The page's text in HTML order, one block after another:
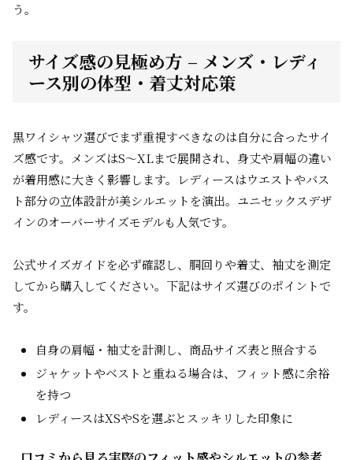
う。
サイズ感の見極め方 – メンズ・レディ
ース別の体型・着丈対応策
黒ワイシャツ選びでまず重視すべきなのは自分に合ったサイ
ズ感です。メンズはS〜XLまで展開され、身丈や肩幅の違い
が着用感に大きく影響します。レディースはウエストやバス
ト部分の立体設計が美シルエットを演出。ユニセックスデザ
インのオーバーサイズモデルも人気です。
公式サイズガイドを必ず確認し、胴回りや着丈、袖丈を測定
してから購入してください。下記はサイズ選びのポイントで
す。
自身の肩幅・袖丈を計測し、商品サイズ表と照合する
ジャケットやベストと重ねる場合は、フィット感に余裕
を持つ
レディースはXSやSを選ぶとスッキリした印象に